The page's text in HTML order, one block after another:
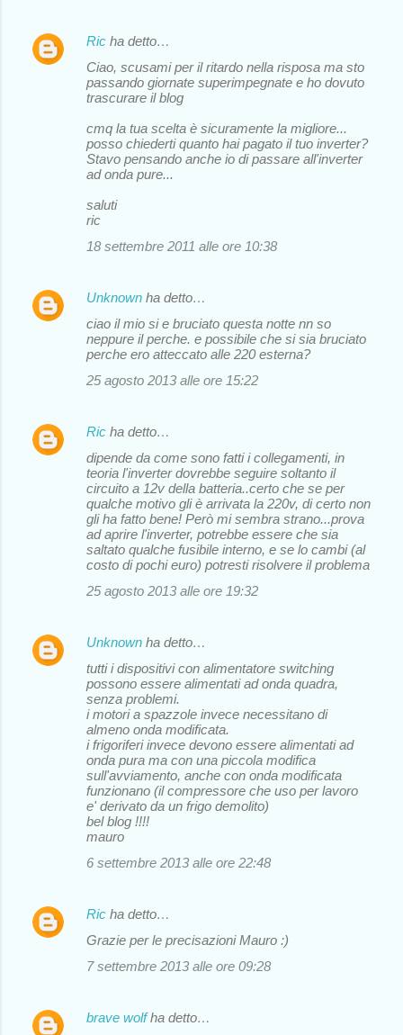
Ric ha detto…
Ciao, scusami per il ritardo nella risposa ma sto
passando giornate superimpegnate e ho dovuto
trascurare il blog
cmq la tua scelta è sicuramente la migliore...
posso chiederti quanto hai pagato il tuo inverter?
Stavo pensando anche io di passare all'inverter
ad onda pure...
saluti
ric
18 settembre 2011 alle ore 10:38
Unknown ha detto…
ciao il mio si e bruciato questa notte nn so
neppure il perche. e possibile che si sia bruciato
perche ero atteccato alle 220 esterna?
25 agosto 2013 alle ore 15:22
Ric ha detto…
dipende da come sono fatti i collegamenti, in
teoria l'inverter dovrebbe seguire soltanto il
circuito a 12v della batteria..certo che se per
qualche motivo gli è arrivata la 220v, di certo non
gli ha fatto bene! Però mi sembra strano...prova
ad aprire l'inverter, potrebbe essere che sia
saltato qualche fusibile interno, e se lo cambi (al
costo di pochi euro) potresti risolvere il problema
25 agosto 2013 alle ore 19:32
Unknown ha detto…
tutti i dispositivi con alimentatore switching
possono essere alimentati ad onda quadra,
senza problemi.
i motori a spazzole invece necessitano di
almeno onda modificata.
i frigoriferi invece devono essere alimentati ad
onda pura ma con una piccola modifica
sull'avviamento, anche con onda modificata
funzionano (il compressore che uso per lavoro
e' derivato da un frigo demolito)
bel blog !!!!
mauro
6 settembre 2013 alle ore 22:48
Ric ha detto…
Grazie per le precisazioni Mauro :)
7 settembre 2013 alle ore 09:28
brave wolfha detto…